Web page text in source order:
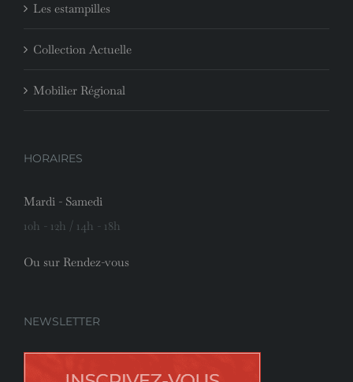
Les estampilles
Collection Actuelle
Mobilier Régional
HORAIRES
Mardi - Samedi
10h - 12h / 14h - 18h
Ou sur Rendez-vous
NEWSLETTER